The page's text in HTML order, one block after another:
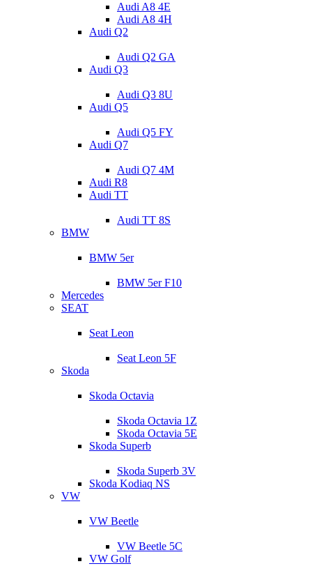
Audi A8 4E
Audi A8 4H
Audi Q2
Audi Q2 GA
Audi Q3
Audi Q3 8U
Audi Q5
Audi Q5 FY
Audi Q7
Audi Q7 4M
Audi R8
Audi TT
Audi TT 8S
BMW
BMW 5er
BMW 5er F10
Mercedes
SEAT
Seat Leon
Seat Leon 5F
Skoda
Skoda Octavia
Skoda Octavia 1Z
Skoda Octavia 5E
Skoda Superb
Skoda Superb 3V
Skoda Kodiaq NS
VW
VW Beetle
VW Beetle 5C
VW Golf